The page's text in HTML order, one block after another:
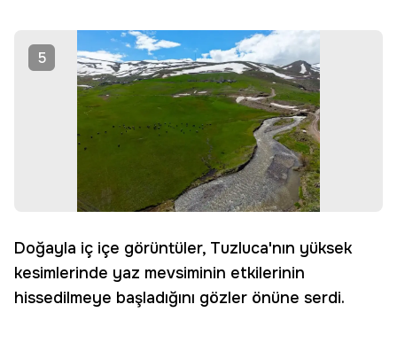
5
Doğayla iç içe görüntüler, Tuzluca'nın yüksek
kesimlerinde yaz mevsiminin etkilerinin
hissedilmeye başladığını gözler önüne serdi.